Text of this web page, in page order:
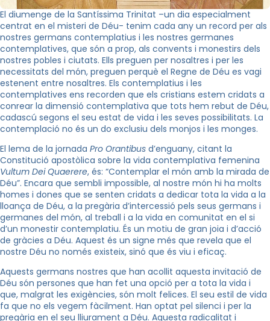
El diumenge de la Santíssima Trinitat –un dia especialment
centrat en el misteri de Déu- tenim cada any un record per als
nostres germans contemplatius i les nostres germanes
contemplatives, que són a prop, als convents i monestirs dels
nostres pobles i ciutats. Ells preguen per nosaltres i per les
necessitats del món, preguen perquè el Regne de Déu es vagi
estenent entre nosaltres. Els contemplatius i les
contemplatives ens recorden que els cristians estem cridats a
conrear la dimensió contemplativa que tots hem rebut de Déu,
cadascú segons el seu estat de vida i les seves possibilitats. La
contemplació no és un do exclusiu dels monjos i les monges.
El lema de la jornada Pro Orantibus d’enguany, citant la
Constitució apostòlica sobre la vida contemplativa femenina
Vultum Dei Quaerere, és: “Contemplar el món amb la mirada de
Déu”. Encara que sembli impossible, al nostre món hi ha molts
homes i dones que se senten cridats a dedicar tota la vida a la
lloança de Déu, a la pregària d’intercessió pels seus germans i
germanes del món, al treball i a la vida en comunitat en el si
d’un monestir contemplatiu. És un motiu de gran joia i d’acció
de gràcies a Déu. Aquest és un signe més que revela que el
nostre Déu no només existeix, sinó que és viu i eficaç.
Aquests germans nostres que han acollit aquesta invitació de
Déu són persones que han fet una opció per a tota la vida i
que, malgrat les exigències, són molt felices. El seu estil de vida
fa que no els vegem fàcilment. Han optat pel silenci i per la
pregària en el seu lliurament a Déu. Aquesta radicalitat i